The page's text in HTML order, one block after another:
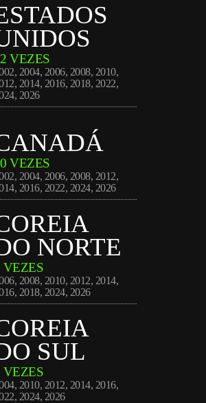
VEZES
, 2004, 2006, 2008, 2010,
, 2014, 2016, 2018, 2022,
, 2026
VEZES
, 2004, 2006, 2008, 2012,
, 2016, 2022, 2024, 2026
NORTE
VEZES
, 2008, 2010, 2012, 2014,
, 2018, 2024, 2026
SUL
VEZES
, 2010, 2012, 2014, 2016,
, 2024, 2026